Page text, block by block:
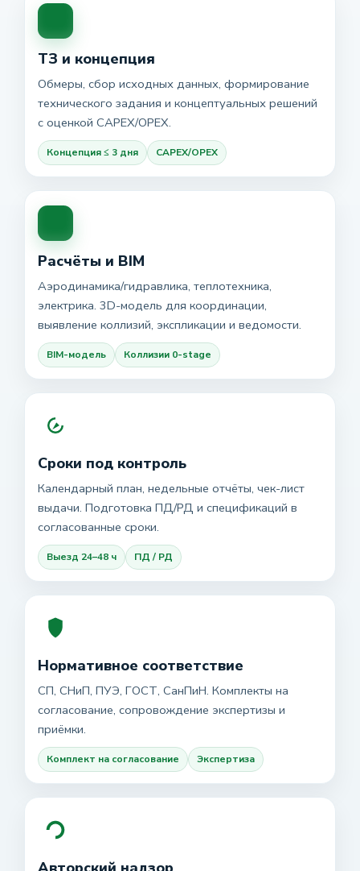
ТЗ и концепция
Обмеры, сбор исходных данных, формирование
технического задания и концептуальных решений
с оценкой CAPEX/OPEX.
Концепция ≤ 3 дня CAPEX/OPEX
Расчёты и BIM
Аэродинамика/гидравлика, теплотехника,
электрика. 3D-модель для координации,
выявление коллизий, экспликации и ведомости.
BIM-модель Коллизии 0-stage
Сроки под контроль
Календарный план, недельные отчёты, чек-лист
выдачи. Подготовка ПД/РД и спецификаций в
согласованные сроки.
Выезд 24–48 ч ПД / РД
Нормативное соответствие
СП, СНиП, ПУЭ, ГОСТ, СанПиН. Комплекты на
согласование, сопровождение экспертизы и
приёмки.
Комплект на согласование Экспертиза